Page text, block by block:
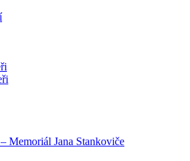
Memoriál Jana Stankoviče